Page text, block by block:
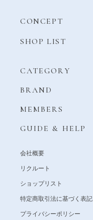
CONCEPT
SHOP LIST
CATEGORY
BRAND
MEMBERS
GUIDE & HELP
会社概要
リクルート
ショップリスト
特定商取引法に基づく表記
プライバシーポリシー